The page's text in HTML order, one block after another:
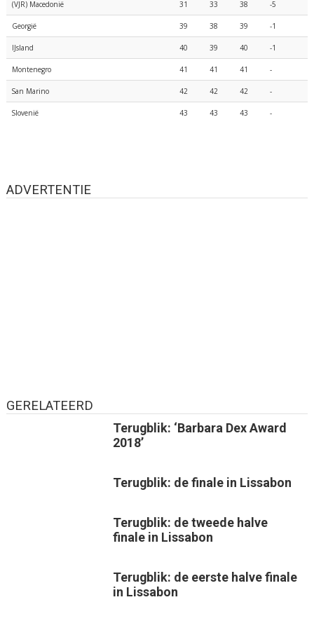
(VJR) Macedonië 31 33 38 -5
Georgië 39 38 39 -1
IJsland 40 39 40 -1
Montenegro 41 41 41 -
San Marino 42 42 42 -
Slovenië 43 43 43 -
ADVERTENTIE
GERELATEERD
Terugblik: ‘Barbara Dex Award
2018’
Terugblik: de finale in Lissabon
Terugblik: de tweede halve
finale in Lissabon
Terugblik: de eerste halve finale
in Lissabon